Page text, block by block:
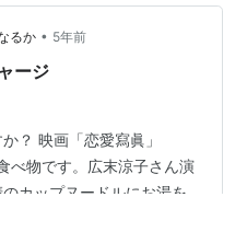
、どうなのかちょっと検
せてください！ この記事
ャンプとは？ 無料…
るか • 5年前
ージ